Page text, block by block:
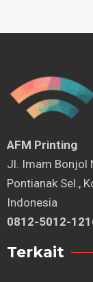
AFM Printing
⁠Jl. Imam Bonjol
Pontianak Sel.,
Indonesia
0812-5012-
Terkait